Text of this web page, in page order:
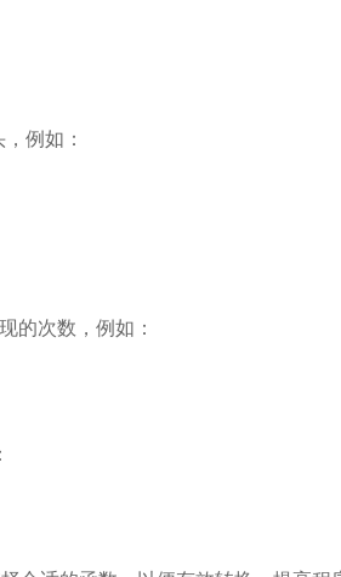
例如：
的次数，例如：